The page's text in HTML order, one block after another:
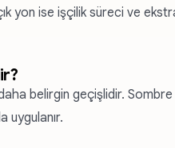
yon ise işçilik süreci ve
belirgin geçişlidir. Sombre
uygulanır.